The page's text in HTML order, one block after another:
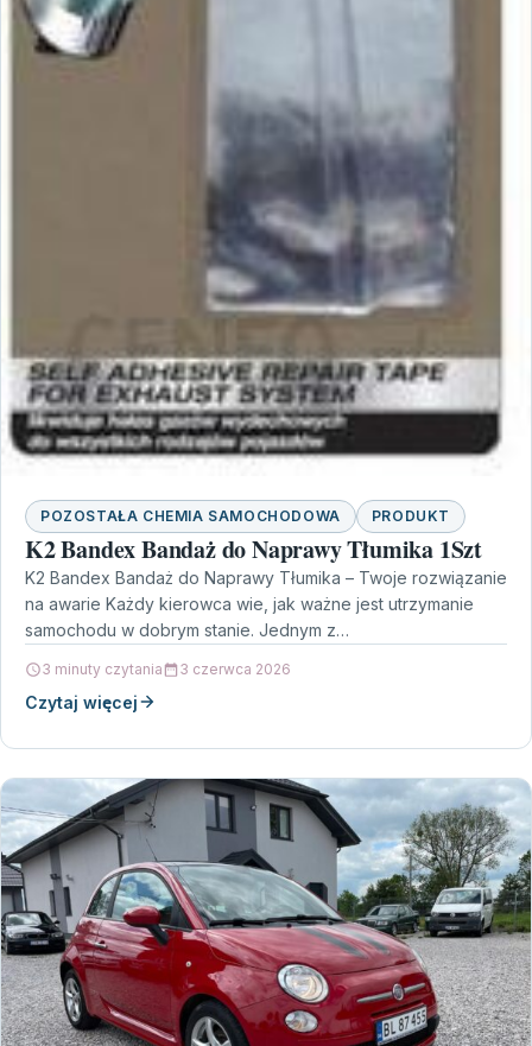
POZOSTAŁA CHEMIA SAMOCHODOWA PRODUKT
K2 Bandex Bandaż do Naprawy Tłumika 1Szt
K2 Bandex Bandaż do Naprawy Tłumika – Twoje rozwiązanie
na awarie Każdy kierowca wie, jak ważne jest utrzymanie
samochodu w dobrym stanie. Jednym z…
3 minuty czytania 3 czerwca 2026
Czytaj więcej